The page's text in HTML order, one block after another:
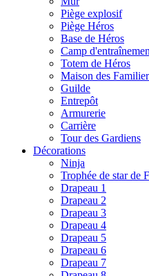
Piège explosif
Piège Héros
Base de Héros
Camp
Totem de Héros
Maison des
Guilde
Entrepôt
Armurerie
Carrière
Tour des Gardiens
Décorations
Ninja
Trophée de star de
Drapeau 1
Drapeau 2
Drapeau 3
Drapeau 4
Drapeau 5
Drapeau 6
Drapeau 7